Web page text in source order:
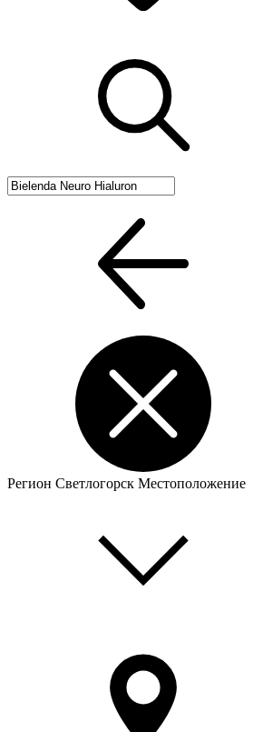
Регион Светлогорск Местоположение